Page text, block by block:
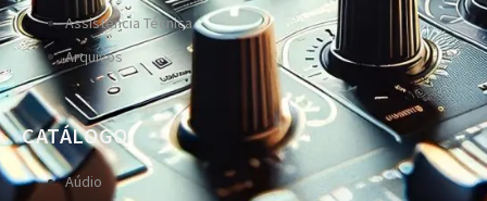
Assistência Técnica
Arquivos
CATÁLOGO
Aúdio